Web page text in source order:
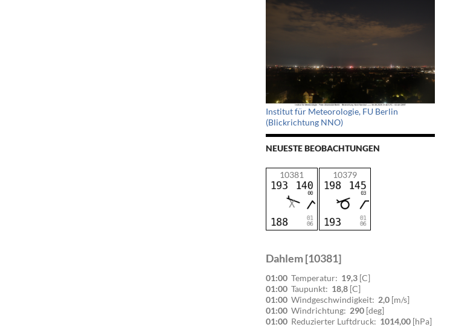
Institut für Meteorologie, FU Berlin
(Blickrichtung NNO)
NEUESTE BEOBACHTUNGEN
10381 10379
Dahlem [10381]
01:00 Temperatur: 19,3 [C]
01:00 Taupunkt: 18,8 [C]
01:00 Windgeschwindigkeit: 2,0 [m/s]
01:00 Windrichtung: 290 [deg]
01:00 Reduzierter Luftdruck: 1014,00 [hPa]